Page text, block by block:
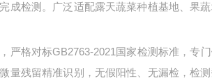
成检测。广泛适配露天蔬菜种植基地、果
严格对标GB2763-2021国家检测标准，专
量残留精准识别，无假阳性、无漏检，检